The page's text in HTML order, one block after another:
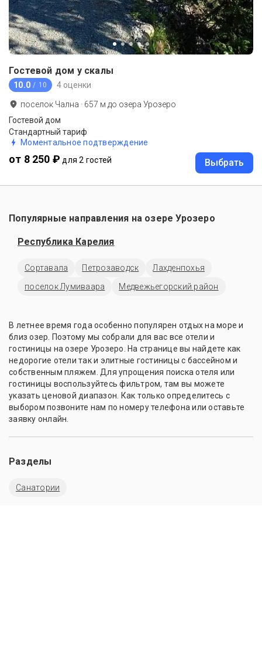
Гостевой дом у скалы
10.0 / 10 4 оценки
поселок Чална · 657 м до озера Урозеро
Гостевой дом
Стандартный тариф
Моментальное подтверждение
от 8 250 ₽ для 2 гостей Выбрать
Популярные направления на озере Урозеро
Республика Карелия
Сортавала Петрозаводск
Лахденпохья
поселок Лумиваара
Медвежьегорский район
В летнее время года особенно популярен отдых на море и
близ озер. Поэтому мы собрали для вас все отели и
гостиницы на озере Урозеро. На странице вы найдете как
недорогие отели так и элитные гостиницы с бассейном и
собственным пляжем. Для упрощения поиска отеля или
гостиницы воспользуйтесь фильтром, там вы можете
указать ценовой диапазон. Как только определитесь с
выбором позвоните нам по номеру телефона или оставьте
заявку онлайн.
Разделы
Санатории